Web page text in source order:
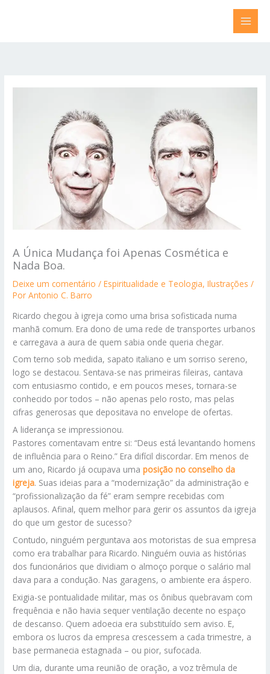
A Única Mudança foi Apenas Cosmética e
Nada Boa.
Deixe um comentário /Espiritualidade e Teologia,Ilustrações /
PorAntonio C. Barro
Ricardo chegou à igreja como uma brisa sofisticada numa
manhã comum. Era dono de uma rede de transportes urbanos
e carregava a aura de quem sabia onde queria chegar.
Com terno sob medida, sapato italiano e um sorriso sereno,
logo se destacou. Sentava-se nas primeiras fileiras, cantava
com entusiasmo contido, e em poucos meses, tornara-se
conhecido por todos – não apenas pelo rosto, mas pelas
cifras generosas que depositava no envelope de ofertas.
A liderança se impressionou.
Pastores comentavam entre si: “Deus está levantando homens
de influência para o Reino.” Era difícil discordar. Em menos de
um ano, Ricardo já ocupava umaposição no conselho da
igreja. Suas ideias para a “modernização” da administração e
“profissionalização da fé” eram sempre recebidas com
aplausos. Afinal, quem melhor para gerir os assuntos da igreja
do que um gestor de sucesso?
Contudo, ninguém perguntava aos motoristas de sua empresa
como era trabalhar para Ricardo. Ninguém ouvia as histórias
dos funcionários que dividiam o almoço porque o salário mal
dava para a condução. Nas garagens, o ambiente era áspero.
Exigia-se pontualidade militar, mas os ônibus quebravam com
frequência e não havia sequer ventilação decente no espaço
de descanso. Quem adoecia era substituído sem aviso. E,
embora os lucros da empresa crescessem a cada trimestre, a
base permanecia estagnada – ou pior, sufocada.
Um dia, durante uma reunião de oração, a voz trêmula de